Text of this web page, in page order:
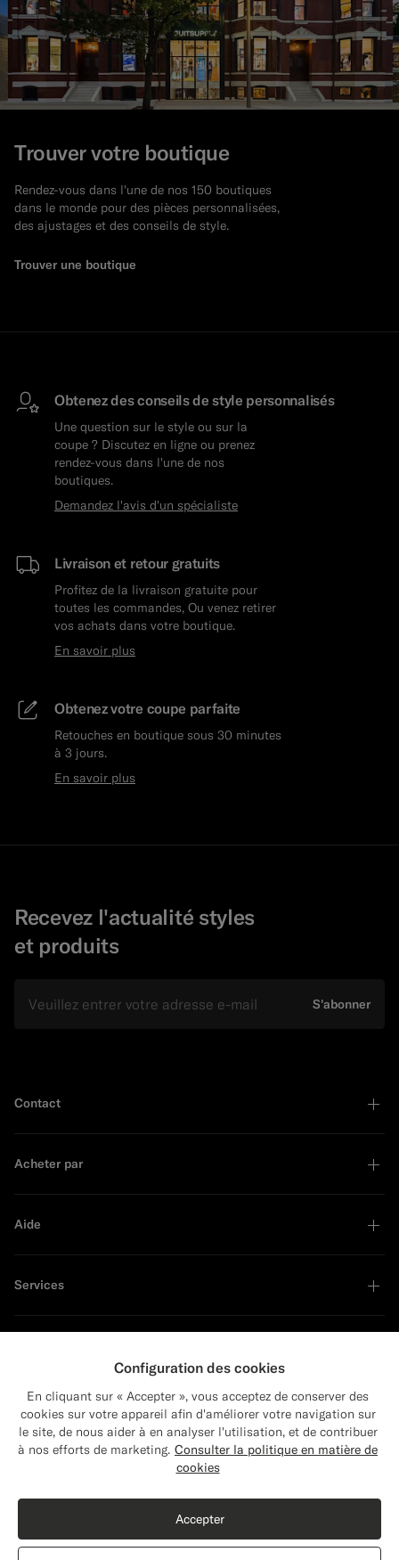
Acheter le look
Trouver votre boutique
Rendez-vous dans l'une de nos 150 boutiques
dans le monde pour des pièces personnalisées,
des ajustages et des conseils de style.
Trouver une boutique
Obtenez des conseils de style personnalisés
Une question sur le style ou sur la
coupe ? Discutez en ligne ou prenez
rendez-vous dans l'une de nos
boutiques.
Demandez l'avis d'un spécialiste
Livraison et retour gratuits
Profitez de la livraison gratuite pour
toutes les commandes, Ou venez retirer
vos achats dans votre boutique.
En savoir plus
Obtenez votre coupe parfaite
Retouches en boutique sous 30 minutes
à 3 jours.
En savoir plus
Recevez l'actualité styles
et produits
S'abonner
Contact
Acheter par
Aide
Services
Leader en développement durable Close
Expédition vers : États-Unis ?
Mettez à jour votre adresse pour voir les
pour vous.
États-Unis(USD)
Configuration des cookies
En cliquant sur « Accepter », vous acceptez de conserver des
cookies sur votre appareil afin d'améliorer votre navigation sur
le site, de nous aider à en analyser l'utilisation, et de contribuer
à nos efforts de marketing. Consulter la politique en matière de
cookies
Accepter